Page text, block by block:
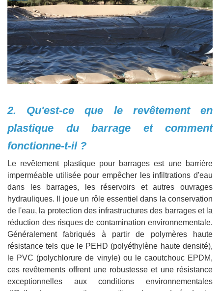
2. Qu'est-ce que le revêtement en
plastique du barrage et comment
fonctionne-t-il ?
Le revêtement plastique pour barrages est une barrière
imperméable utilisée pour empêcher les infiltrations d'eau
dans les barrages, les réservoirs et autres ouvrages
hydrauliques. Il joue un rôle essentiel dans la conservation
de l'eau, la protection des infrastructures des barrages et la
réduction des risques de contamination environnementale.
Généralement fabriqués à partir de polymères haute
résistance tels que le PEHD (polyéthylène haute densité),
le PVC (polychlorure de vinyle) ou le caoutchouc EPDM,
ces revêtements offrent une robustesse et une résistance
exceptionnelles aux conditions environnementales